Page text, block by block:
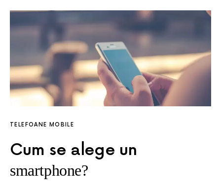
TELEFOANE MOBILE
Cum se alege un
smartphone?